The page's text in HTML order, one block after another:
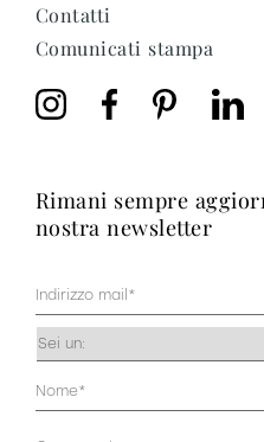
Contatti
Comunicati stampa
rimani sempre aggiornato iscrivendoti alla
nostra newsletter
Mail
(Obbligatorio)
Occupazione
Anagrafica